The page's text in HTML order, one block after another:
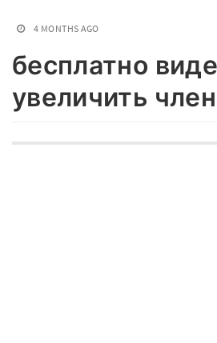
4 MONTHS AGO
бесплатно
увеличить член